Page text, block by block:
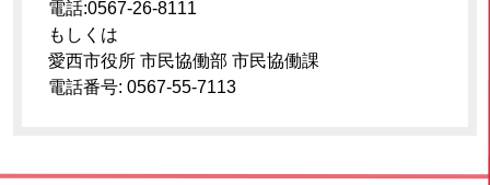
電話:0567-26-8111
もしくは
愛西市役所 市民協働部 市民協働課
電話番号: 0567-55-7113